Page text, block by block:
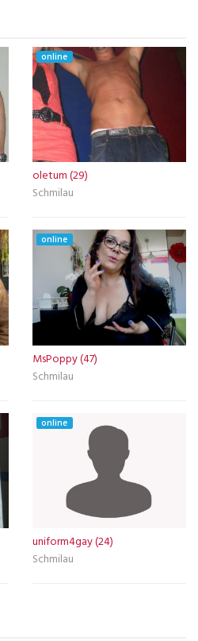
online
oletum (29)
Schmilau
online
MsPoppy (47)
Schmilau
online
uniform4gay (24)
Schmilau